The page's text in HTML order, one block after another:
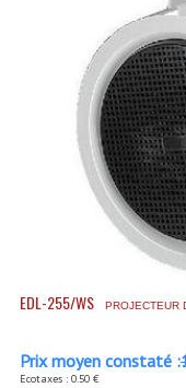
EDL-255/WS PROJECTEUR
Prix moyen constaté :
Ecotaxes : 0.50 €